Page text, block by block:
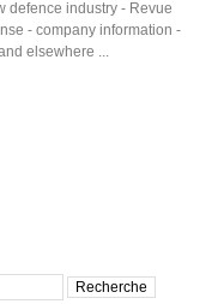
defence industry - Revue
- company information -
elsewhere ...